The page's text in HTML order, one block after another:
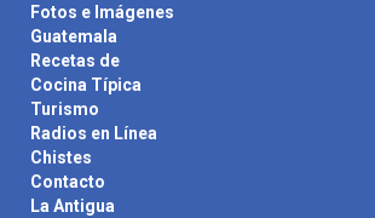
content
Fotos e Imágenes
Guatemala
Recetas de
Cocina Típica
Turismo
Radios en Línea
Chistes
Contacto
La Antigua